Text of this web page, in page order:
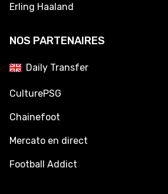
Erling Haaland
NOS PARTENAIRES
Daily Transfer
CulturePSG
Chainefoot
Mercato en direct
Football Addict